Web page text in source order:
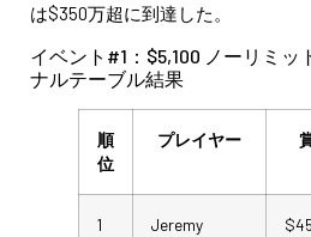
は$350万超に到達した。
イベント#1：$5,100 ノーリミッ
ナルテーブル結果
順
位
プレイヤー
1
Jeremy